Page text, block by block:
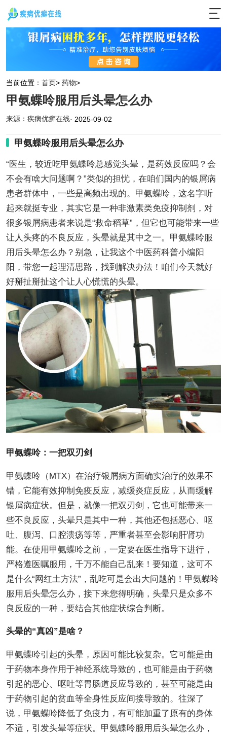
当前位置： 首页> 药物>
甲氨蝶呤服用后头晕怎么办
来源： 疾病优癣在线· 2025-09-02
甲氨蝶呤服用后头晕怎么办
“医生，较近吃甲氨蝶呤总感觉头晕，是药效反应吗？会
不会有啥大问题啊？”类似的担忧，在咱们国内的银屑病
患者群体中，一些是高频出现的。甲氨蝶呤，这名字听
起来就挺专业，其实它是一种非激素类免疫抑制剂，对
很多银屑病患者来说是“救命稻草”，但它也可能带来一些
让人头疼的不良反应，头晕就是其中之一。甲氨蝶呤服
用后头晕怎么办？别急，让我这个中医药科普小编阳
阳，带您一起理清思路，找到解决办法！咱们今天就好
好掰扯掰扯这个让人心慌慌的头晕。
甲氨蝶呤：一把双刃剑
甲氨蝶呤（MTX）在治疗银屑病方面确实治疗的效果不
错，它能有效抑制免疫反应，减缓炎症反应，从而缓解
银屑病症状。但是，就像一把双刃剑，它也可能带来一
些不良反应，头晕只是其中一种，其他还包括恶心、呕
吐、腹泻、口腔溃疡等等，严重者甚至会影响肝肾功
能。在使用甲氨蝶呤之前，一定要在医生指导下进行，
严格遵医嘱服用，千万不能自己乱来！要知道，这可不
是什么“网红土方法”，乱吃可是会出大问题的！甲氨蝶呤
服用后头晕怎么办，接下来您得明确，头晕只是众多不
良反应的一种，要结合其他症状综合判断。
头晕的“真凶”是啥？
甲氨蝶呤引起的头晕，原因可能比较复杂。它可能是由
于药物本身作用于神经系统导致的，也可能是由于药物
引起的恶心、呕吐等胃肠道反应导致的，甚至可能是由
于药物引起的贫血等全身性反应间接导致的。往深了
说，甲氨蝶呤降低了免疫力，有可能加重了原有的身体
不适，引发头晕等症状。甲氨蝶呤服用后头晕怎么办，